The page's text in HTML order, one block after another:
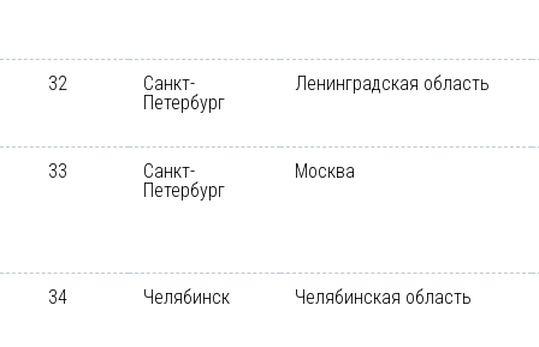
32
Санкт-
Петербург
Ленинградская область
33
Санкт-
Петербург
Москва
34 Челябинск Челябинская область